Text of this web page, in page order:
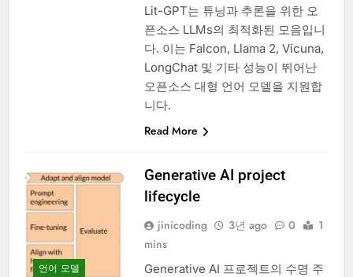
Lit-GPT는 튜닝과 추론을 위한 오
픈소스 LLMs의 최적화된 모음입니
다. 이는 Falcon, Llama 2, Vicuna,
LongChat 및 기타 성능이 뛰어난
오픈소스 대형 언어 모델을 지원합
니다.
Read More
언어 모델
Generative AI project
lifecycle
jinicoding 3년 ago 0
1
mins
Generative AI 프로젝트의 수명 주